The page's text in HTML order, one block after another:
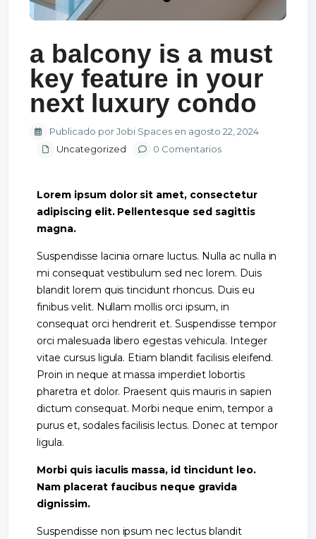
a balcony is a must
key feature in your
next luxury condo
Publicado por Jobi Spaces en agosto 22, 2024
Uncategorized
0 Comentarios
Lorem ipsum dolor sit amet, consectetur
adipiscing elit. Pellentesque sed sagittis
magna.
Suspendisse lacinia ornare luctus. Nulla ac nulla in
mi consequat vestibulum sed nec lorem. Duis
blandit lorem quis tincidunt rhoncus. Duis eu
finibus velit. Nullam mollis orci ipsum, in
consequat orci hendrerit et. Suspendisse tempor
orci malesuada libero egestas vehicula. Integer
vitae cursus ligula. Etiam blandit facilisis eleifend.
Proin in neque at massa imperdiet lobortis
pharetra et dolor. Praesent quis mauris in sapien
dictum consequat. Morbi neque enim, tempor a
purus et, sodales facilisis lectus. Donec at tempor
ligula.
Morbi quis iaculis massa, id tincidunt leo.
Nam placerat faucibus neque gravida
dignissim.
Suspendisse non ipsum nec lectus blandit